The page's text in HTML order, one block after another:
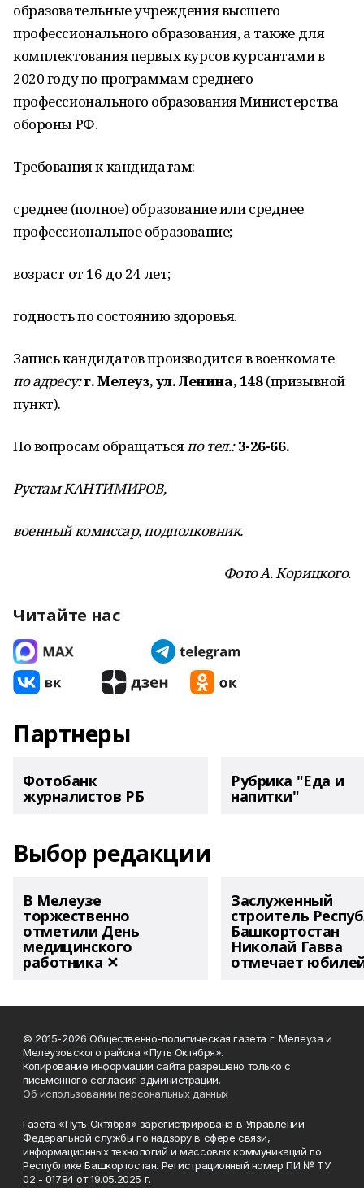
образовательные учреждения высшего
профессионального образования, а также для
комплектования первых курсов курсантами в
2020 году по программам среднего
профессионального образования Министерства
обороны РФ.
Требования к кандидатам:
среднее (полное) образование или среднее
профессиональное образование;
возраст от 16 до 24 лет;
годность по состоянию здоровья.
Запись кандидатов производится в военкомате
по адресу:г. Мелеуз, ул. Ленина, 148(призывной
пункт).
По вопросам обращатьсяпо тел.: 3-26-66.
Рустам КАНТИМИРОВ,
военный комиссар, подполковник.
Фото А. Корицкого.
Читайте нас
Партнеры
Фотобанк
журналистов РБ
Рубрика "Еда и
напитки"
Выбор редакции
В Мелеузе
торжественно
отметили День
медицинского
работника ✕
Заслуженный
строитель
Башкортостан
Николай Гавва
отмечает
© 2015-2026 Общественно-политическая газета г. Мелеуза и
Мелеузовского района «Путь Октября».
Копирование информации сайта разрешено только с
письменного согласия администрации.
Об использовании персональных данных
Газета «Путь Октября» зарегистрирована в Управлении
Федеральной службы по надзору в сфере связи,
информационных технологий и массовых коммуникаций по
Республике Башкортостан. Регистрационный номер ПИ № ТУ
02 - 01784 от 19.05.2025 г.